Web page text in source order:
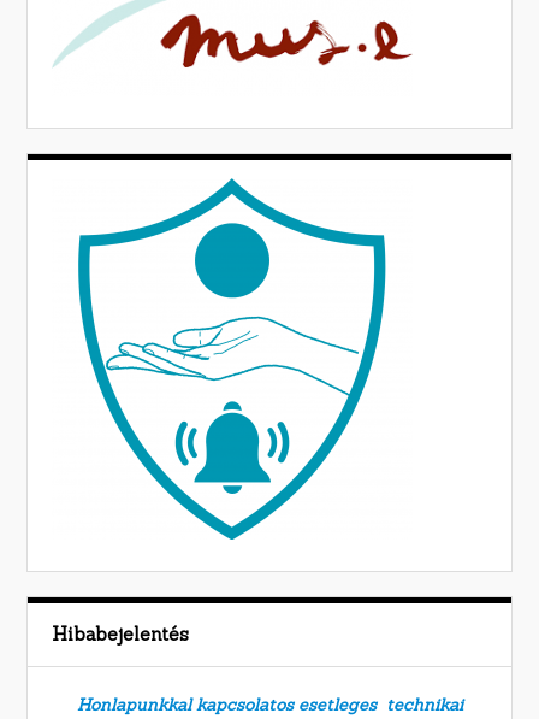
Hibabejelentés
Honlapunkkal kapcsolatos esetleges technikai